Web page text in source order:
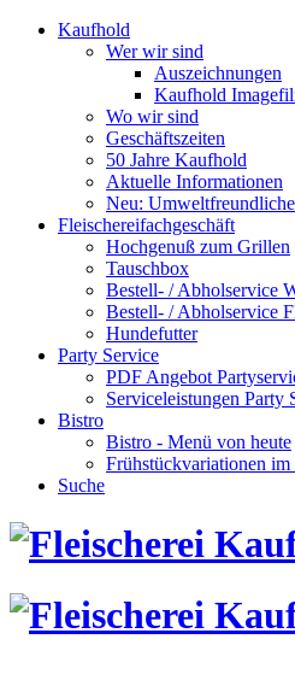
Kaufhold
Wer wir sind
Auszeichnungen
Kaufhold
Wo wir sind
Geschäftszeiten
50 Jahre Kaufhold
Aktuelle Informationen
Neu:
Fleischereifachgeschäft
Hochgenuß zum Grillen
Tauschbox
Bestell- / Abholservice
Bestell- / Abholservice
Hundefutter
Party Service
PDF Angebot
Serviceleistungen Party
Bistro
Bistro - Menü von heute
Frühstückvariationen
Suche